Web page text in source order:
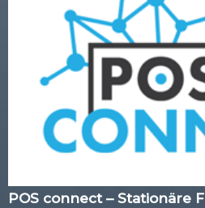
POS connect – Stationäre